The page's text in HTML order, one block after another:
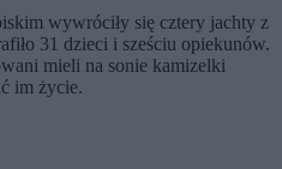
wywróciły się cztery jachty z
31 dzieci i sześciu opiekunów.
mieli na sonie kamizelki
im życie.